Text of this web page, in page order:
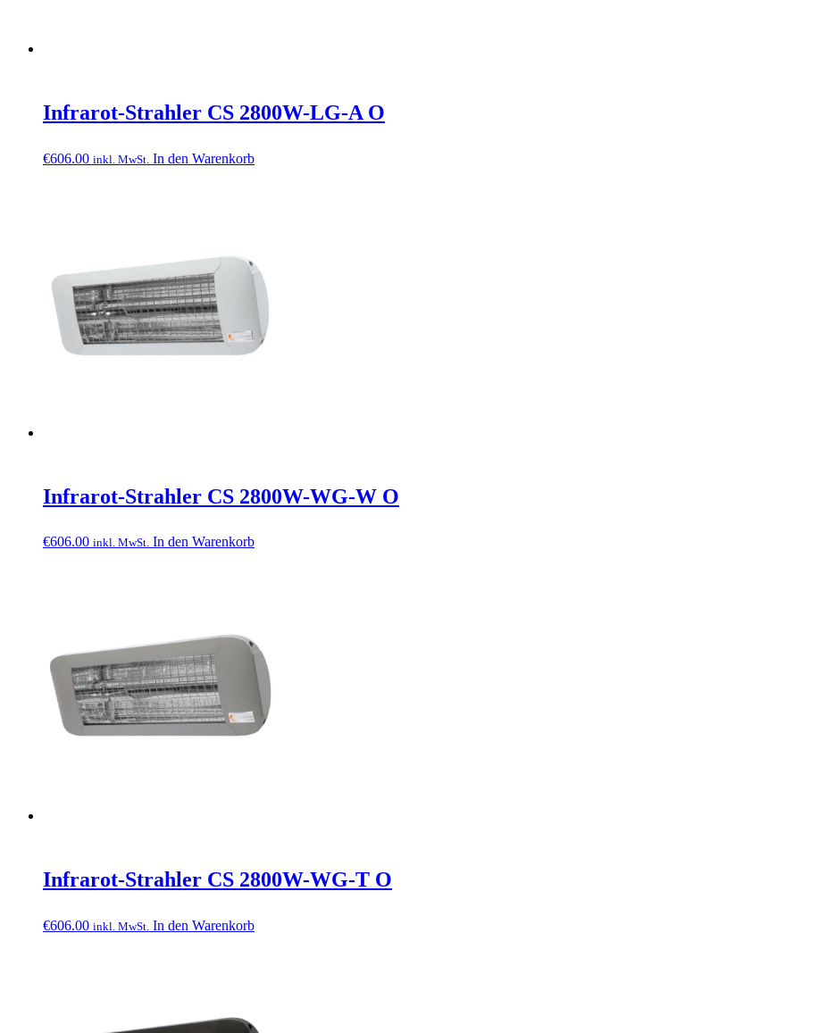
Infrarot-Strahler CS 2800W-LG-A O
€606.00 inkl. MwSt. In den Warenkorb
Infrarot-Strahler CS 2800W-WG-W O
€606.00 inkl. MwSt. In den Warenkorb
Infrarot-Strahler CS 2800W-WG-T O
€606.00 inkl. MwSt. In den Warenkorb